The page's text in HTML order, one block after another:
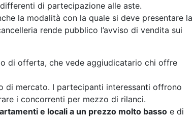
di partecipazione alle aste.
la modalità con la quale si deve presentare la
rende pubblico l’avviso di vendita sui
di offerta, che vede aggiudicatario chi offre
di mercato. I partecipanti interessanti offrono
i concorrenti per mezzo di rilanci.
e locali a un prezzo molto basso e di